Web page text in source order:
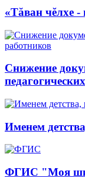
«Тăван чĕлхе -
Снижение
Именем
ФГИС "Моя